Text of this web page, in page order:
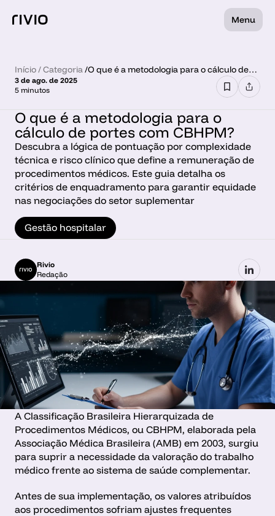
Menu
Início / Categoria /O que é a metodologia para o cálculo de
O que é a metodologia para o
cálculo de portes com CBHPM?
Descubra a lógica de pontuação por complexidade
técnica e risco clínico que define a remuneração de
procedimentos médicos. Este guia detalha os
critérios de enquadramento para garantir equidade
nas negociações do setor suplementar
Gestão hospitalar
Rivio
Redação
3 de ago. de 2025
5 minutos
A Classificação Brasileira Hierarquizada de
Procedimentos Médicos, ou CBHPM, elaborada pela
Associação Médica Brasileira (AMB) em 2003, surgiu
para suprir a necessidade da valoração do trabalho
médico frente ao sistema de saúde complementar.
Antes de sua implementação, os valores atribuídos
aos procedimentos sofriam ajustes frequentes